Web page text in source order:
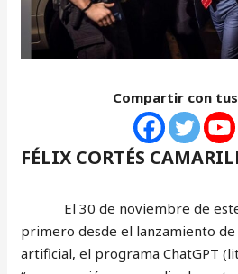
Compartir con
FÉLIX CORTÉS
El 30 de noviembre de este
primero desde el lanzamiento
artificial, el programa ChatGPT